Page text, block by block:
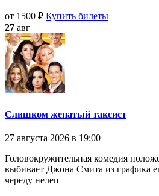
от 1500 ₽ Купить билеты
27 авг
Слишком женатый таксист
27 августа 2026 в 19:00
Головокружительная комедия
выбивает Джона Смита из графика
череду нелеп